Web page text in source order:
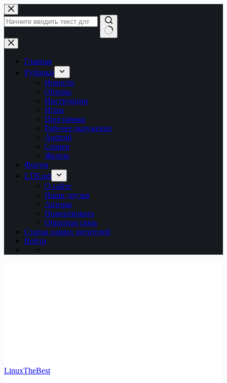
Перейти
к
сути
Ничего
не
найденоГлавная
Рубрики
Новости
Обзоры
Инструкции
Игры
Программы
Рабочее окружение
Android
Сервер
Железо
Форум
LTB.net
О сайте
Наши друзья
Авторы
Пожертвовать
Обратная связь
Статьи наших читателей
Войти
LinuxTheBest